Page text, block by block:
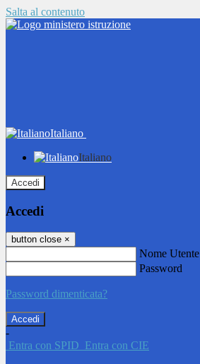
Salta al contenuto
Italiano
Italiano
Accedi
Accedi
button close ×
Nome Utente
Password
Password dimenticata?
-
Entra con SPID Entra con CIE